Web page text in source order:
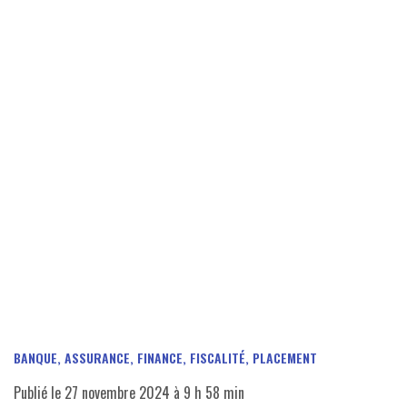
BANQUE, ASSURANCE, FINANCE, FISCALITÉ, PLACEMENT
Publié le 27 novembre 2024 à 9 h 58 min